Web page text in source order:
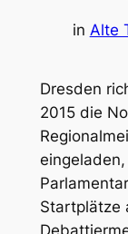
in Alte
Dresden
2015 die
Startplätze